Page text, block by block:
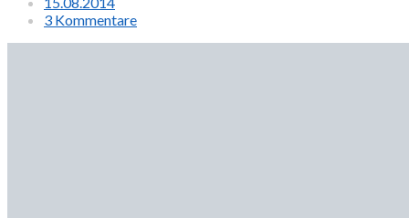
3 Kommentare